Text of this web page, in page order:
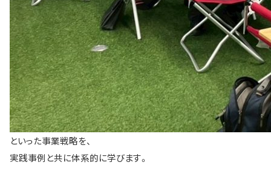
といった事業戦略を、
実践事例と共に体系的に学びます。